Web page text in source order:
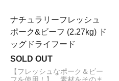
ナチュラリーフレッシュ
ポーク&ビーフ (2.27kg) ド
ッグドライフード
SOLD OUT
【フレッシュなポーク＆ビー